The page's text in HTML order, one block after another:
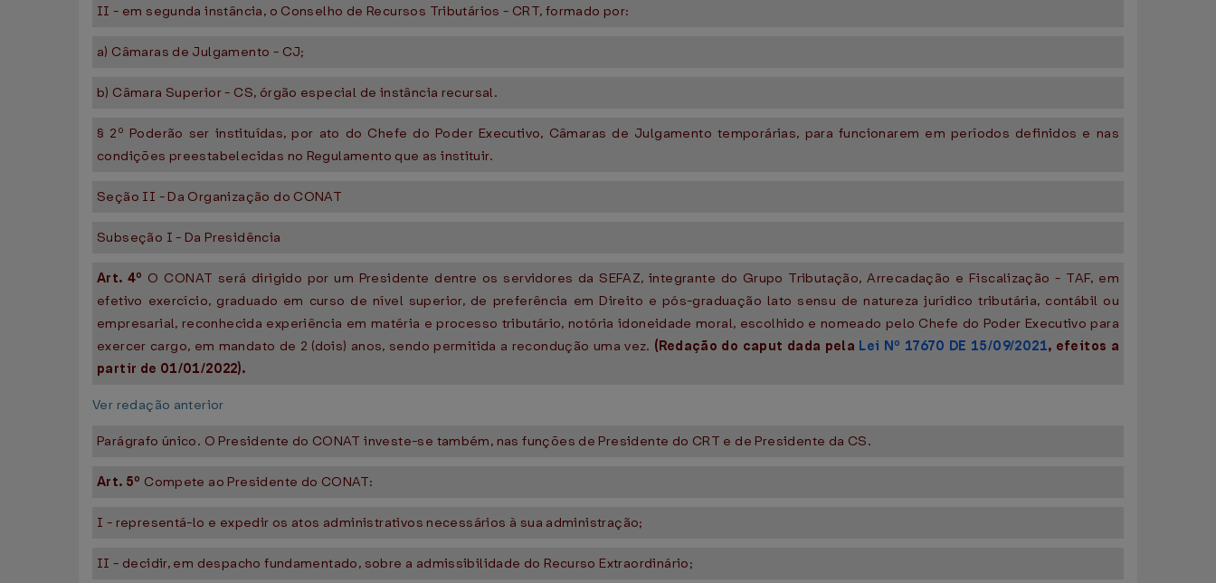
II - em segunda instância, o Conselho de Recursos Tributários - CRT, formado por:
a) Câmaras de Julgamento - CJ;
b) Câmara Superior - CS, órgão especial de instância recursal.
§ 2º Poderão ser instituídas, por ato do Chefe do Poder Executivo, Câmaras de Julgamento temporárias, para funcionarem em períodos definidos e nas
condições preestabelecidas no Regulamento que as instituir.
Seção II - Da Organização do CONAT
Subseção I - Da Presidência
Art. 4º O CONAT será dirigido por um Presidente dentre os servidores da SEFAZ, integrante do Grupo Tributação, Arrecadação e Fiscalização - TAF, em
efetivo exercício, graduado em curso de nível superior, de preferência em Direito e pós-graduação lato sensu de natureza jurídico tributária, contábil ou
empresarial, reconhecida experiência em matéria e processo tributário, notória idoneidade moral, escolhido e nomeado pelo Chefe do Poder Executivo para
exercer cargo, em mandato de 2 (dois) anos, sendo permitida a recondução uma vez. (Redação do caput dada pela Lei Nº 17670 DE 15/09/2021, efeitos a
partir de 01/01/2022).
Ver redação anterior
Parágrafo único. O Presidente do CONAT investe-se também, nas funções de Presidente do CRT e de Presidente da CS.
Art. 5º Compete ao Presidente do CONAT:
I - representá-lo e expedir os atos administrativos necessários à sua administração;
II - decidir, em despacho fundamentado, sobre a admissibilidade do Recurso Extraordinário;